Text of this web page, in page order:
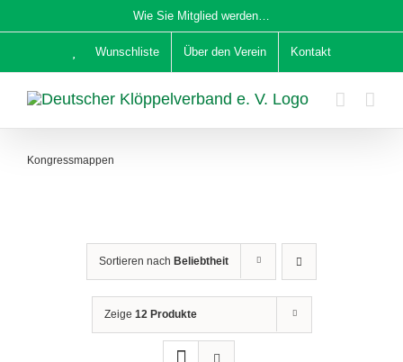
Inhalt
Wie Sie Mitglied werden…
Wunschliste Über den Verein Kontakt
Kongressmappen
Sortieren nach Beliebtheit
Zeige 12 Produkte